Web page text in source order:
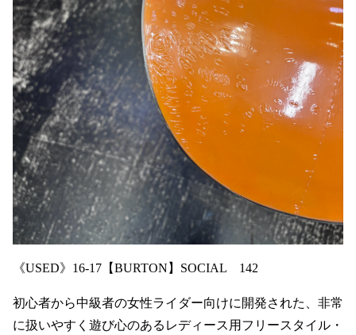
《USED》16-17【BURTON】SOCIAL 142
初心者から中級者の女性ライダー向けに開発された、非常
に扱いやすく遊び心のあるレディース用フリースタイル・